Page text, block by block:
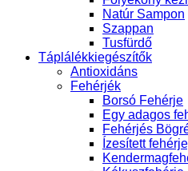
Natúr Sampon
Szappan
Tusfürdő
Táplálékkiegészítők
Antioxidáns
Fehérjék
Borsó Fehérje
Egy adagos
Fehérjés
Ízesített